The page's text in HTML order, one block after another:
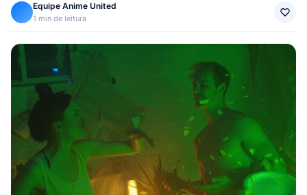
Equipe Anime United
1 min de leitura